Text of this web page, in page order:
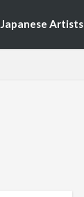
Japanese Artists